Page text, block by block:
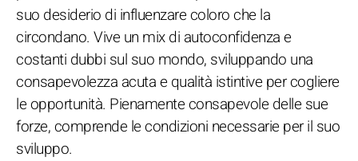
suo desiderio di influenzare coloro che la
circondano. Vive un mix di autoconfidenza e
costanti dubbi sul suo mondo, sviluppando una
consapevolezza acuta e qualità istintive per cogliere
le opportunità. Pienamente consapevole delle sue
forze, comprende le condizioni necessarie per il suo
sviluppo.